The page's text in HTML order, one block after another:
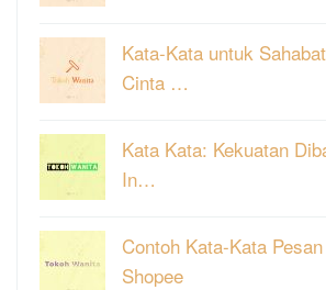
Kata-Kata untuk
Cinta …
Kata Kata: Kekuatan
In…
Contoh Kata-Kata
Shopee